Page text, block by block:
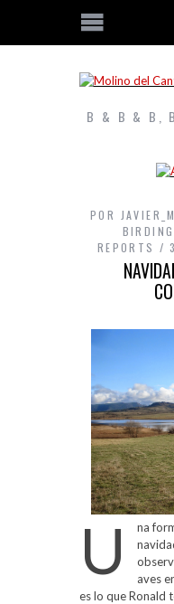
B & B & B,
POR
REPORTS
U
na
aves
es lo que Ronald